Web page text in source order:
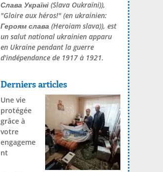
Слава Україні(Slava Oukraïni)),
"Gloire aux héros!" (en ukrainien:
Героям слава(Heroiam slava)), est
un salut national ukrainien apparu
en Ukraine pendant la guerre
d'indépendance de 1917 à 1921.
Derniers articles
Une vie
protégée
grâce à
votre
engageme
nt